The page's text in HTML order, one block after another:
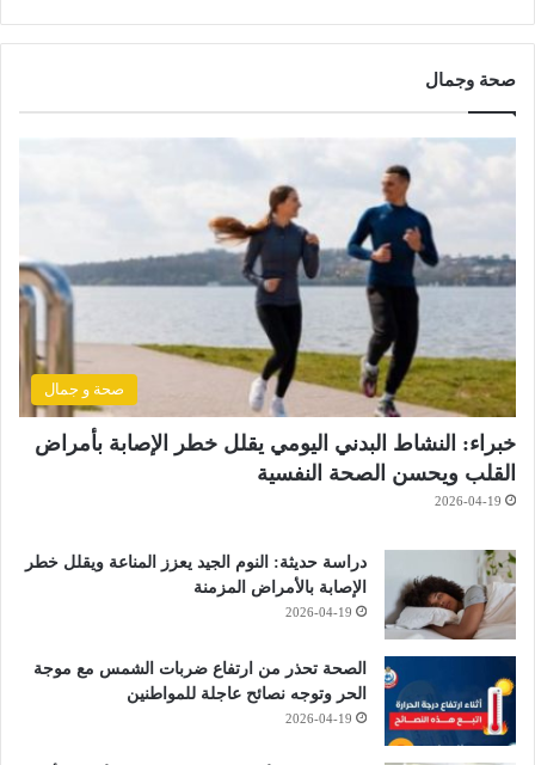
صحة وجمال
صحة و جمال
خبراء: النشاط البدني اليومي يقلل خطر الإصابة بأمراض
القلب ويحسن الصحة النفسية
2026-04-19
دراسة حديثة: النوم الجيد يعزز المناعة ويقلل خطر
الإصابة بالأمراض المزمنة
2026-04-19
الصحة تحذر من ارتفاع ضربات الشمس مع موجة
الحر وتوجه نصائح عاجلة للمواطنين
2026-04-19